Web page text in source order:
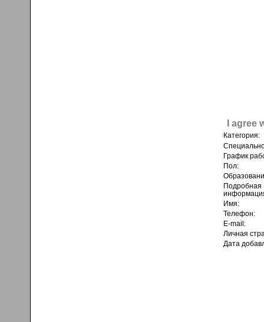
I
Категория:
График
Пол:
Подробная
Имя:
Телефон:
E-mail:
Личная
Дата